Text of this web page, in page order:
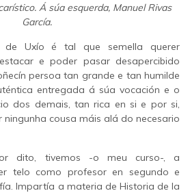
Á súa esquerda, Manuel Rivas
García.
de Uxío é tal que semella querer
e poder pasar desapercibido
persoa tan grande e tan humilde
entregada á súa vocación e o
dos demais, tan rica en si e por si,
ningunha cousa máis alá do necesario
dito, tivemos -o meu curso-, a
telo como profesor en segundo e
Impartía a materia de Historia de la